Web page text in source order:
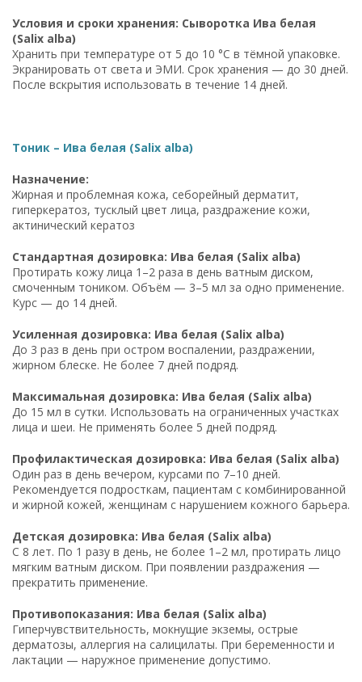
Условия и сроки хранения: Сыворотка Ива белая
(Salix alba)
Хранить при температуре от 5 до 10 °C в тёмной упаковке.
Экранировать от света и ЭМИ. Срок хранения — до 30 дней.
После вскрытия использовать в течение 14 дней.
Тоник – Ива белая (Salix alba)
Назначение:
Жирная и проблемная кожа, себорейный дерматит,
гиперкератоз, тусклый цвет лица, раздражение кожи,
актинический кератоз
Стандартная дозировка: Ива белая (Salix alba)
Протирать кожу лица 1–2 раза в день ватным диском,
смоченным тоником. Объём — 3–5 мл за одно применение.
Курс — до 14 дней.
Усиленная дозировка: Ива белая (Salix alba)
До 3 раз в день при остром воспалении, раздражении,
жирном блеске. Не более 7 дней подряд.
Максимальная дозировка: Ива белая (Salix alba)
До 15 мл в сутки. Использовать на ограниченных участках
лица и шеи. Не применять более 5 дней подряд.
Профилактическая дозировка: Ива белая (Salix alba)
Один раз в день вечером, курсами по 7–10 дней.
Рекомендуется подросткам, пациентам с комбинированной
и жирной кожей, женщинам с нарушением кожного барьера.
Детская дозировка: Ива белая (Salix alba)
С 8 лет. По 1 разу в день, не более 1–2 мл, протирать лицо
мягким ватным диском. При появлении раздражения —
прекратить применение.
Противопоказания: Ива белая (Salix alba)
Гиперчувствительность, мокнущие экземы, острые
дерматозы, аллергия на салицилаты. При беременности и
лактации — наружное применение допустимо.